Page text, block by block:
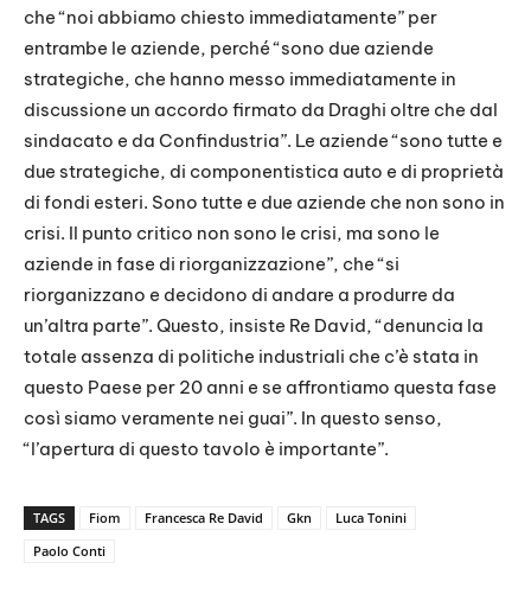
che “noi abbiamo chiesto immediatamente” per
entrambe le aziende, perché “sono due aziende
strategiche, che hanno messo immediatamente in
discussione un accordo firmato da Draghi oltre che dal
sindacato e da Confindustria”. Le aziende “sono tutte e
due strategiche, di componentistica auto e di proprietà
di fondi esteri. Sono tutte e due aziende che non sono in
crisi. Il punto critico non sono le crisi, ma sono le
aziende in fase di riorganizzazione”, che “si
riorganizzano e decidono di andare a produrre da
un’altra parte”. Questo, insiste Re David, “denuncia la
totale assenza di politiche industriali che c’è stata in
questo Paese per 20 anni e se affrontiamo questa fase
così siamo veramente nei guai”. In questo senso,
“l’apertura di questo tavolo è importante”.
TAGS Fiom Francesca Re David Gkn
Luca Tonini
Paolo Conti